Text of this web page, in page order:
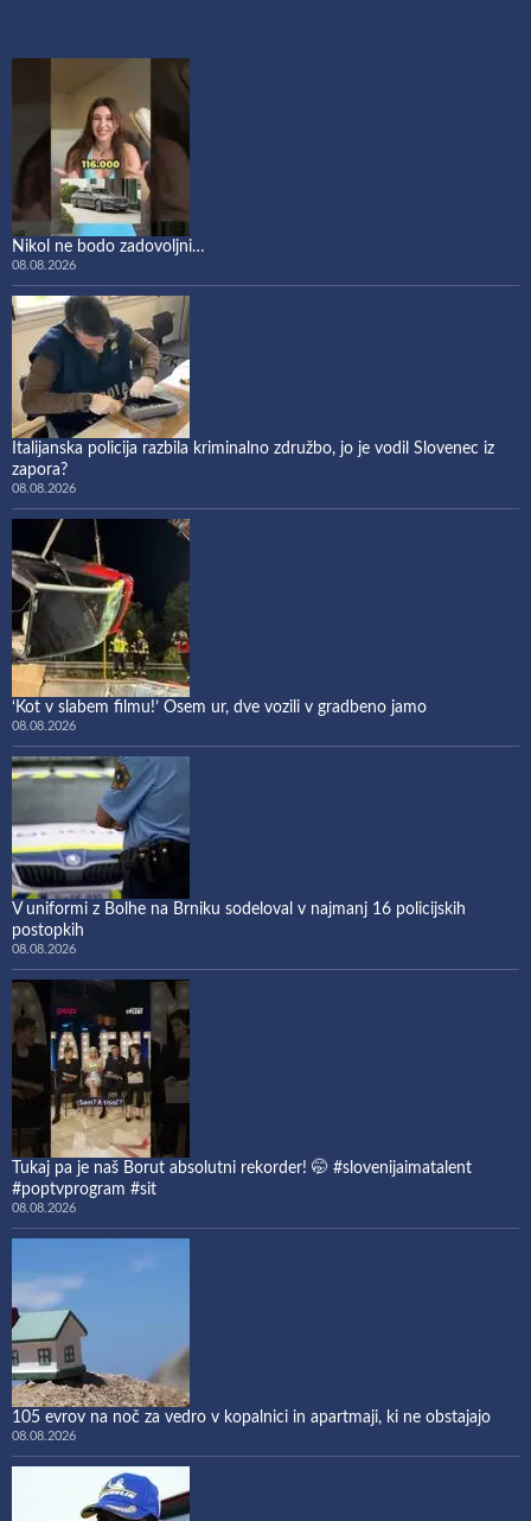
Nikol ne bodo zadovoljni…
08.08.2026
Italijanska policija razbila kriminalno združbo, jo je vodil Slovenec iz
zapora?
08.08.2026
‘Kot v slabem filmu!’ Osem ur, dve vozili v gradbeno jamo
08.08.2026
V uniformi z Bolhe na Brniku sodeloval v najmanj 16 policijskih
postopkih
08.08.2026
Tukaj pa je naš Borut absolutni rekorder! 🤭 #slovenijaimatalent
#poptvprogram #sit
08.08.2026
105 evrov na noč za vedro v kopalnici in apartmaji, ki ne obstajajo
08.08.2026